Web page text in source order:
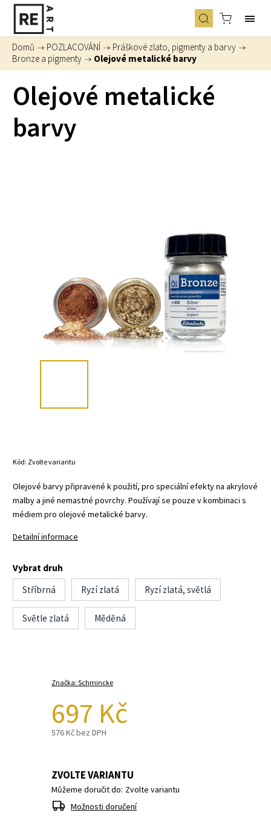
Domů / POZLACOVÁNÍ / Práškové zlato, pigmenty a barvy /
Bronze a pigmenty / Olejové metalické barvy
Olejové metalické
barvy
Kód: Zvolte variantu
Olejové barvy připravené k použití, pro speciální efekty na akrylové
malby a jiné nemastné povrchy. Používají se pouze v kombinaci s
médiem pro olejové metalické barvy.
Detailní informace
Vybrat druh
Stříbrná
Ryzí zlatá Ryzí zlatá, světlá
Světle zlatá Měděná
Značka: Schmincke
697 Kč
576 Kč bez DPH
ZVOLTE VARIANTU
Můžeme doručit do: Zvolte variantu
Možnosti doručení